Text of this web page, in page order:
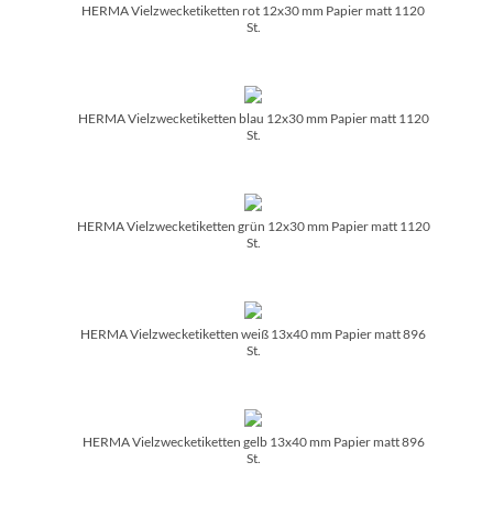
HERMA Vielzwecketiketten rot 12x30 mm Papier matt 1120
St.
HERMA Vielzwecketiketten blau 12x30 mm Papier matt 1120
St.
HERMA Vielzwecketiketten grün 12x30 mm Papier matt 1120
St.
HERMA Vielzwecketiketten weiß 13x40 mm Papier matt 896
St.
HERMA Vielzwecketiketten gelb 13x40 mm Papier matt 896
St.